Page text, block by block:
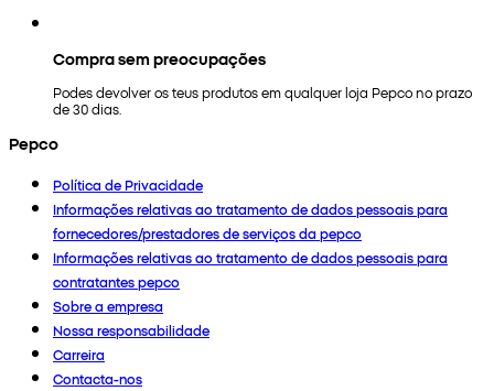
Compra sem preocupações
Podes devolver os teus produtos em qualquer loja Pepco no prazo
de 30 dias.
Pepco
Política de Privacidade
Informações relativas ao tratamento de dados pessoais para
fornecedores/prestadores de serviços da pepco
Informações relativas ao tratamento de dados pessoais para
contratantes pepco
Sobre a empresa
Nossa responsabilidade
Carreira
Contacta-nos